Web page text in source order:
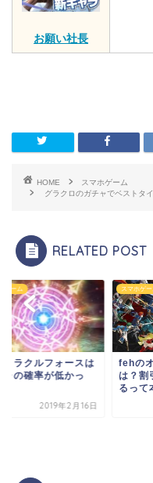
お願い社長
HOME
スマホゲーム
グラクロのガチャでベストタ
RELATED POST
ゲーム
ミラクルフォースは
ャの確率が低かっ
2019年2月16日
スマホゲー
fehの
は？割
るって